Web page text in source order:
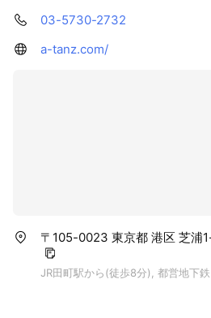
03-5730-2732
a-tanz.com/
〒105-0023 東京都 港区 芝浦
JR田町駅から(徒歩8分), 都営地下